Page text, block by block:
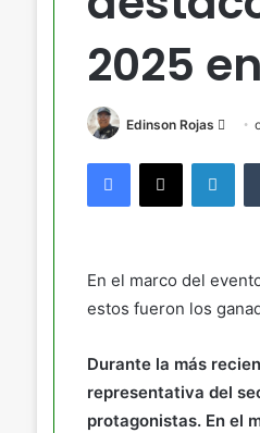
2025
Edinson Rojas
Send
Facebook
X
En el marco del
estos fueron los
Durante la más
representativa del
protagonistas. En el